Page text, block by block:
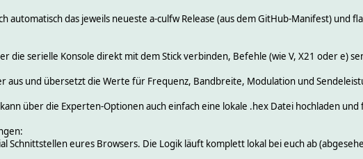
automatisch das jeweils neueste a-culfw Release (aus dem GitHub-Manifest) und
die serielle Konsole direkt mit dem Stick verbinden, Befehle (wie V, X21 oder e)
aus und übersetzt die Werte für Frequenz, Bandbreite, Modulation und
über die Experten-Optionen auch einfach eine lokale .hex Datei hochladen und
Schnittstellen eures Browsers. Die Logik läuft komplett lokal bei euch ab